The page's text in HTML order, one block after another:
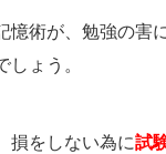
憶術が、勉強の害
しょう。
損をしない為に試